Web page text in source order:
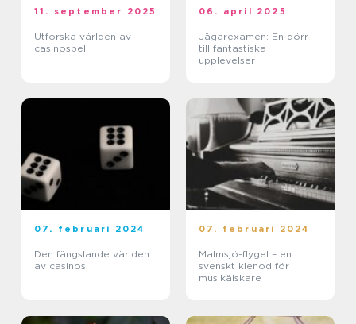
11. september 2025
Utforska världen av
casinospel
06. april 2025
Jägarexamen: En dörr
till fantastiska
upplevelser
07. februari 2024
Den fängslande världen
av casinos
07. februari 2024
Malmsjö-flygel – en
svenskt klenod för
musikälskare